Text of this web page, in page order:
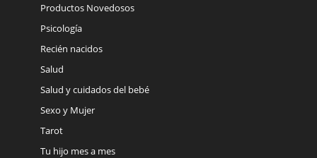
Productos Novedosos
Psicología
Recién nacidos
Salud
Salud y cuidados del bebé
Sexo y Mujer
Tarot
Tu hijo mes a mes